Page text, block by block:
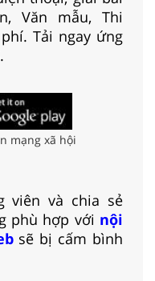
Văn mẫu, Thi
Tải ngay ứng
mạng xã hội
viên và chia sẻ
phù hợp với nội
sẽ bị cấm bình